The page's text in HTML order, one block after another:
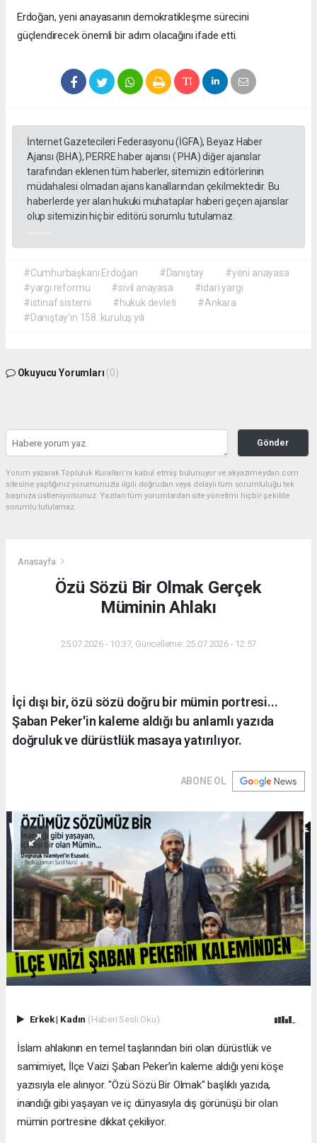
Erdoğan, yeni anayasanın demokratikleşme sürecini
güçlendirecek önemli bir adım olacağını ifade etti.
İnternet Gazetecileri Federasyonu (İGFA), Beyaz Haber
Ajansı (BHA), PERRE haber ajansı ( PHA) diğer ajanslar
tarafından eklenen tüm haberler, sitemizin editörlerinin
müdahalesi olmadan ajans kanallarından çekilmektedir. Bu
haberlerde yer alan hukuki muhataplar haberi geçen ajanslar
olup sitemizin hiç bir editörü sorumlu tutulamaz.
#Cumhurbaşkanı Erdoğan #Danıştay
#yeni anayasa
#yargı reformu
#sivil anayasa
#idari yargı
#istinaf sistemi
#hukuk devleti
#Ankara
#Danıştay'ın 158. kuruluş yılı
Okuyucu Yorumları (0)
Gönder
Yorum yazarak Topluluk Kuralları’nı kabul etmiş bulunuyor ve akyazimeydan.com
sitesine yaptığınız yorumunuzla ilgili doğrudan veya dolaylı tüm sorumluluğu tek
başınıza üstleniyorsunuz. Yazılan tüm yorumlardan site yönetimi hiçbir şekilde
sorumlu tutulamaz.
Anasayfa
Özü Sözü Bir Olmak Gerçek
Müminin Ahlakı
25.07.2026 - 10:37, Güncelleme: 25.07.2026 - 12:57
İçi dışı bir, özü sözü doğru bir mümin portresi...
Şaban Peker'in kaleme aldığı bu anlamlı yazıda
doğruluk ve dürüstlük masaya yatırılıyor.
ABONE OL
Erkek| Kadın (Haberi Sesli Oku)
İslam ahlakının en temel taşlarından biri olan dürüstlük ve
samimiyet, İlçe Vaizi Şaban Peker’in kaleme aldığı yeni köşe
yazısıyla ele alınıyor. "Özü Sözü Bir Olmak" başlıklı yazıda,
inandığı gibi yaşayan ve iç dünyasıyla dış görünüşü bir olan
mümin portresine dikkat çekiliyor.